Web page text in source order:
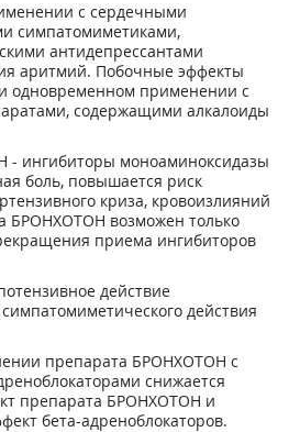
с сердечными
симпатомиметиками,
антидепрессантами
аритмий. Побочные эффекты
одновременном применении с
содержащими алкалоиды
ингибиторы моноаминоксидазы
боль, повышается риск
криза, кровоизлияний
БРОНХОТОН возможен только
приема ингибиторов
действие
действия
препарата БРОНХОТОН с
снижается
препарата БРОНХОТОН и
бета-адреноблокаторов.